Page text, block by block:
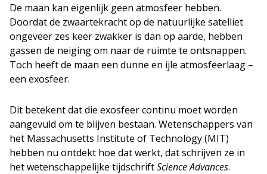
De maan kan eigenlijk geen atmosfeer hebben.
Doordat de zwaartekracht op de natuurlijke satelliet
ongeveer zes keer zwakker is dan op aarde, hebben
gassen de neiging om naar de ruimte te ontsnappen.
Toch heeft de maan een dunne en ijle atmosfeerlaag –
een exosfeer.
Dit betekent dat die exosfeer continu moet worden
aangevuld om te blijven bestaan. Wetenschappers van
het Massachusetts Institute of Technology (MIT)
hebben nu ontdekt hoe dat werkt, dat schrijven ze in
het wetenschappelijke tijdschriftScience Advances.